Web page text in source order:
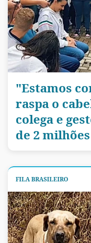
"Estamos
raspa o
colega e
de 2
FILA BRASILEIRO